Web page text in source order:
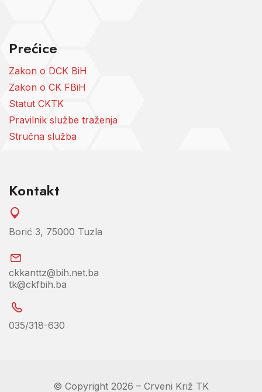
Prećice
Zakon o DCK BiH
Zakon o CK FBiH
Statut CKTK
Pravilnik službe traženja
Stručna služba
Kontakt
Borić 3, 75000 Tuzla
ckkanttz@bih.net.ba
tk@ckfbih.ba
035/318-630
© Copyright 2026 – Crveni Križ TK